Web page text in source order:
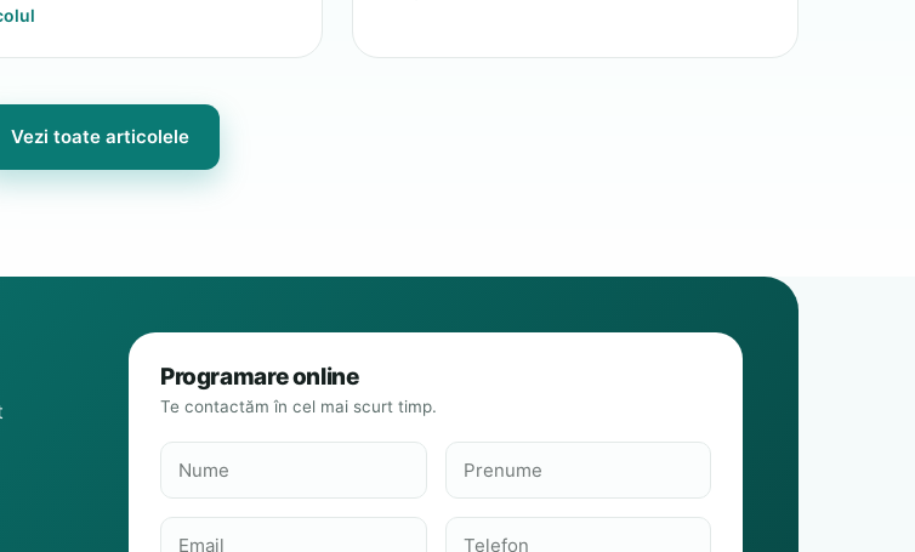
Vezi toate articolele
Programare online
Te contactăm în cel mai scurt timp.